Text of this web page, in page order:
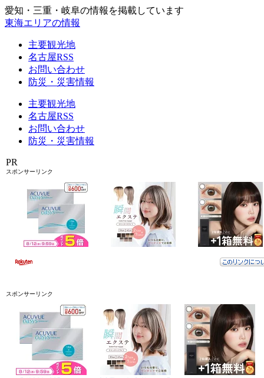
愛知・三重・岐阜の情報を掲載しています
東海エリアの情報
主要観光地
名古屋RSS
お問い合わせ
防災・災害情報
主要観光地
名古屋RSS
お問い合わせ
防災・災害情報
PR
スポンサーリンク
スポンサーリンク